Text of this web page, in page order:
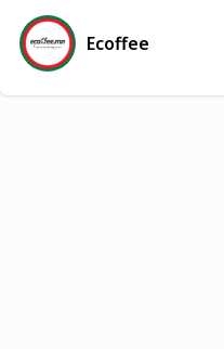
Ecoffee